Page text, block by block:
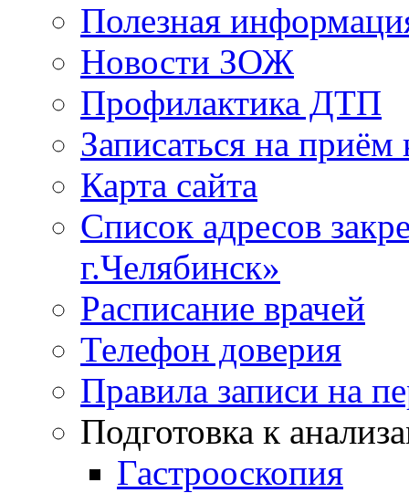
Полезная
Новости ЗОЖ
Профилактика ДТП
Записаться на приём
Карта сайта
Список адресов
г.Челябинск»
Расписание врачей
Телефон доверия
Правила записи на
Подготовка к
Гастрооскопия